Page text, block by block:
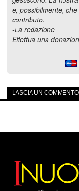
e, possibilmente,
contributo.
-La redazione
Effettua una
LASCIA UN COMMENTO